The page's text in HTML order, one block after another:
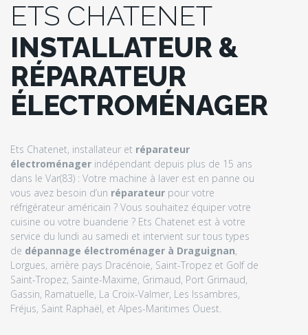
ETS CHATENET
INSTALLATEUR &
RÉPARATEUR
ÉLECTROMÉNAGER
Ets Chatenet, installateur et réparateur
électroménager indépendant depuis plus de 15 ans
dans le Var(83) : Votre machine à laver est en panne ou
vous avez besoin d’un réparateur pour votre
réfrigérateur américain ? Vous souhaitez équiper votre
cuisine ou votre buanderie ? Ets Chatenet est à votre
service du lundi au samedi et intervient sur tous types
de dépannage électroménager à Draguignan,
Lorgues, arrière pays Dracénoie, Saint-Tropez et Golf de
Saint-Tropez, Sainte-Maxime, Grimaud, Port Grimaud,
Gassin, Ramatuelle, La Croix-Valmer, Les Issambres,
Fréjus, Saint Raphaël, et Alpes-Maritimes Ouest.